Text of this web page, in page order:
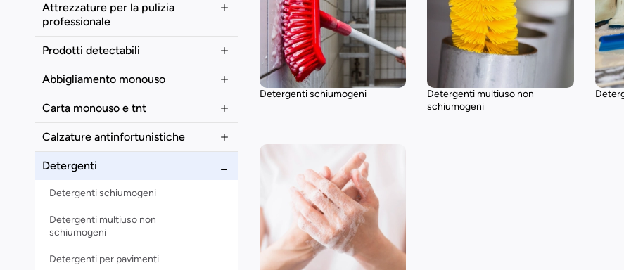
Attrezzature per la pulizia
professionale
Prodotti detectabili
Abbigliamento monouso
Carta monouso e tnt
Calzature antinfortunistiche
Detergenti
Detergenti schiumogeni
Detergenti multiuso non
schiumogeni
Detergenti per pavimenti
Detergenti schiumogeni
Detergenti multiuso non
schiumogeni